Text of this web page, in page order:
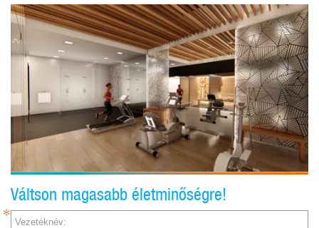
Váltson magasabb életminőségre!
Vezetéknév: